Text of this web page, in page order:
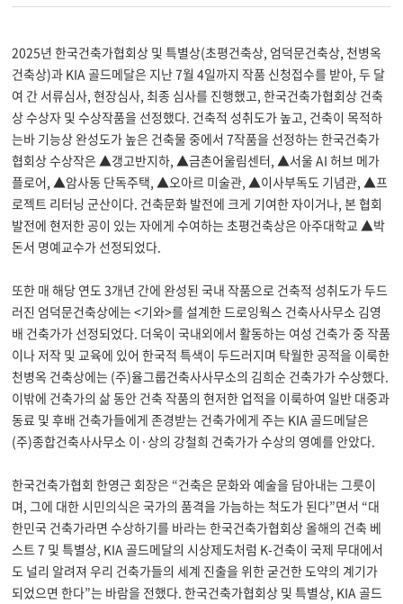
2025년 한국건축가협회상 및 특별상(초평건축상, 엄덕문건축상, 천병옥
건축상)과 KIA골드메달은 지난7월4일까지 작품 신청접수를 받아,두 달
여 간 서류심사,현장심사,최종 심사를 진행했고,한국건축가협회상 건축
상 수상자 및 수상작품을 선정했다. 건축적 성취도가 높고, 건축이 목적하
는바 기능상 완성도가 높은 건축물 중에서7작품을 선정하는 한국건축가
협회상 수상작은 ▲갱고반지하, ▲금촌어울림센터, ▲서울AI허브 메가
플로어, ▲암사동 단독주택, ▲오아르 미술관, ▲이사부독도 기념관, ▲프
로젝트 리터닝 군산이다. 건축문화 발전에 크게 기여한 자이거나,본 협회
발전에 현저한 공이 있는 자에게 수여하는 초평건축상은 아주대학교 ▲박
돈서 명예교수가 선정되었다.
또한 매 해당 연도3개년 간에 완성된 국내 작품으로 건축적 성취도가 두드
러진 엄덕문건축상에는<기와>를 설계한 드로잉웍스 건축사사무소 김영
배 건축가가 선정되었다. 더욱이 국내외에서 활동하는 여성 건축가 중 작품
이나 저작 및 교육에 있어 한국적 특색이 두드러지며 탁월한 공적을 이룩한
천병옥 건축상에는 (주)율그룹건축사사무소의 김희순 건축가가 수상했다.
이밖에 건축가의 삶 동안 건축 작품의 현저한 업적을 이룩하여 일반 대중과
동료 및 후배 건축가들에게 존경받는 건축가에게 주는 KIA골드메달은
(주)종합건축사사무소 이 · 상의 강철희 건축가가 수상의 영예를 안았다.
한국건축가협회 한영근 회장은 “건축은 문화와 예술을 담아내는 그릇이
며,그에 대한 시민의식은 국가의 품격을 가늠하는 척도가 된다”면서 “대
한민국 건축가라면 수상하기를 바라는 한국건축가협회상 올해의 건축 베
스트7 및 특별상, KIA골드메달의 시상제도처럼 K-건축이 국제 무대에서
도 널리 알려져 우리 건축가들의 세계 진출을 위한 굳건한 도약의 계기가
되었으면 한다”는 바람을 전했다.한국건축가협회상 및 특별상, KIA골드